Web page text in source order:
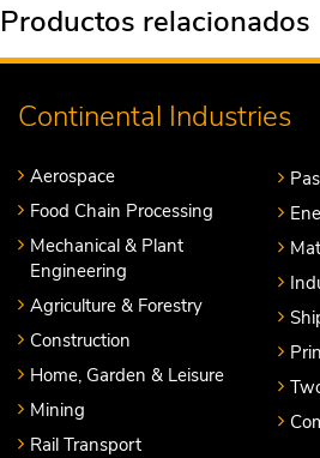
Productos relacionados
Continental Industries
Aerospace
Food Chain Processing
Mechanical & Plant
Engineering
Agriculture & Forestry
Construction
Home, Garden & Leisure
Mining
Rail Transport